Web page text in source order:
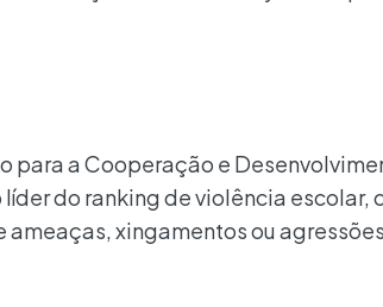
a Cooperação e
do ranking de violência escolar,
xingamentos ou